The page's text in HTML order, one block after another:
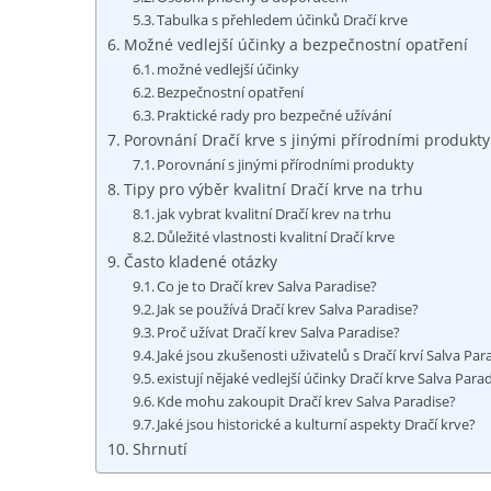
Tabulka s přehledem účinků Dračí krve
Možné vedlejší účinky a bezpečnostní opatření
možné vedlejší účinky
Bezpečnostní opatření
Praktické rady pro bezpečné užívání
Porovnání Dračí krve s jinými přírodními produkty
Porovnání s jinými přírodními produkty
Tipy pro výběr kvalitní Dračí krve na trhu
jak vybrat kvalitní Dračí krev na trhu
Důležité vlastnosti kvalitní Dračí krve
Často kladené otázky
Co je to Dračí krev Salva Paradise?
Jak se používá Dračí krev Salva Paradise?
Proč užívat Dračí krev Salva Paradise?
Jaké jsou zkušenosti uživatelů s Dračí krví Salva
existují nějaké vedlejší účinky Dračí krve Salva
Kde mohu zakoupit Dračí krev Salva Paradise?
Jaké jsou historické a kulturní aspekty Dračí krve?
Shrnutí